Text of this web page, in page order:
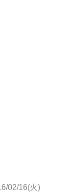
02/16(火)